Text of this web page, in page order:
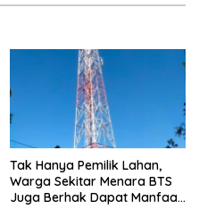
Tak Hanya Pemilik Lahan,
Warga Sekitar Menara BTS
Juga Berhak Dapat Manfaat